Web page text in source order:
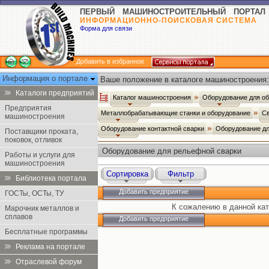
ПЕРВЫЙ МАШИНОСТРОИТЕЛЬНЫЙ ПОРТАЛ
ИНФОРМАЦИОННО-ПОИСКОВАЯ СИСТЕМА
Форма для связи
Добавить в избранное
Информация о портале
Каталоги предприятий
Предприятия
машиностроения
Поставщики проката,
поковок, отливок
Работы и услуги для
машиностроения
Библиотека портала
ГОСТы, ОСТы, ТУ
Марочник металлов и
сплавов
Бесплатные программы
Реклама на портале
Отраслевой форум
Ваше положение в каталоге машиностроения:
Каталог машиностроения Оборудование для
Металлобрабатывающие станки и оборудование
Оборудование контактной сварки Оборудование
Оборудование для рельефной сварки
Сортировка Фильтр
Добавить предприятие
К сожалению в данной
Добавить предприятие